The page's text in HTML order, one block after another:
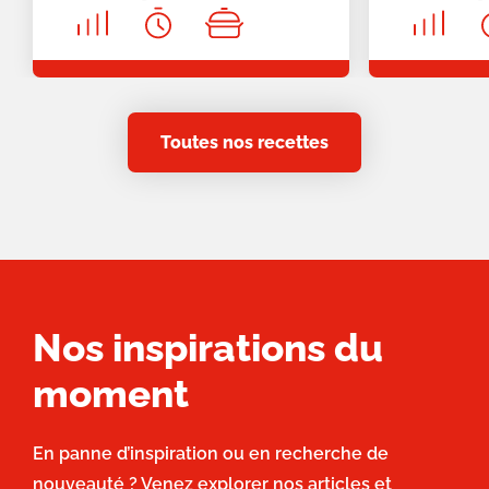
Toutes nos recettes
Nos inspirations du
moment
En panne d’inspiration ou en recherche de
nouveauté ? Venez explorer nos articles et